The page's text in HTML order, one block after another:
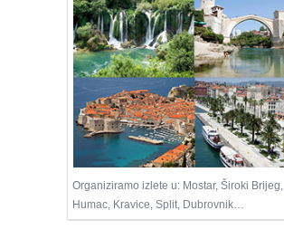
Organiziramo izlete u: Mostar, Široki Brijeg,
Humac, Kravice, Split, Dubrovnik…